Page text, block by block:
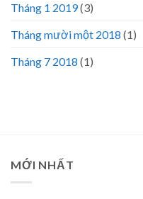
Tháng 1 2019(3)
Tháng mười một 2018 (1)
Tháng 7 2018 (1)
MỚI NHẤT